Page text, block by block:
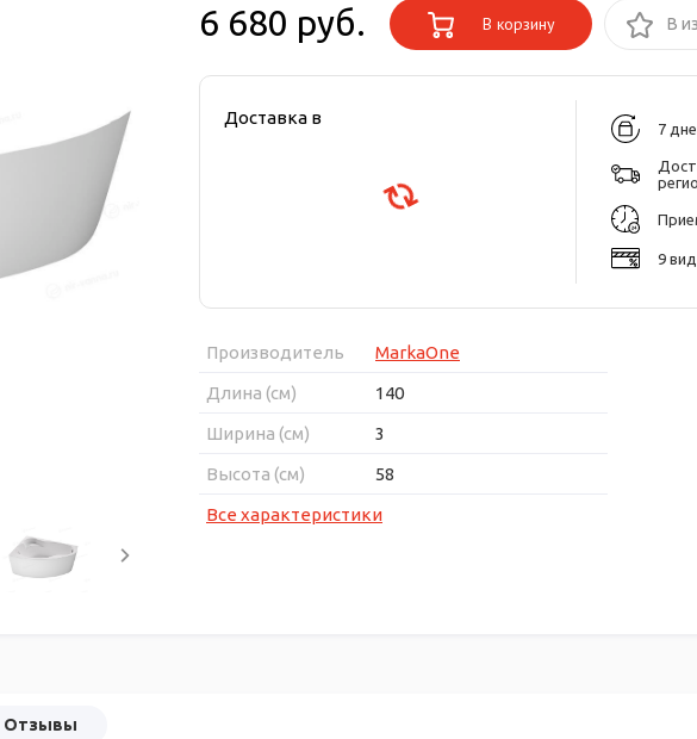
6 680 руб. В корзину В
Доставка в
7
9
Производитель
MarkaOne
Длина (см)
140
Ширина (см)
3
Высота (см)
58
Все характеристики
Отзывы